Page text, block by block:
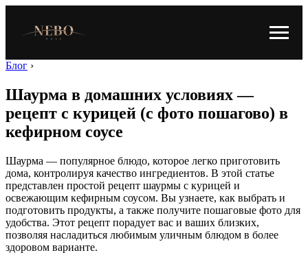
Блог ›
Шаурма в домашних условиях —
рецепт с курицей (с фото пошагово) в
кефирном соусе
Шаурма — популярное блюдо, которое легко приготовить
дома, контролируя качество ингредиентов. В этой статье
представлен простой рецепт шаурмы с курицей и
освежающим кефирным соусом. Вы узнаете, как выбрать и
подготовить продукты, а также получите пошаговые фото для
удобства. Этот рецепт порадует вас и ваших близких,
позволяя насладиться любимым уличным блюдом в более
здоровом варианте.